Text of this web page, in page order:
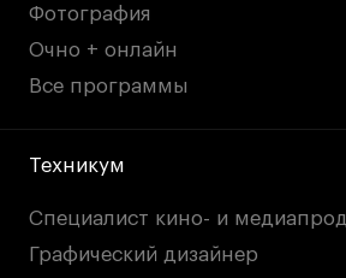
Фотография
Очно + онлайн
Все программы
Техникум
Специалист кино- и
Графический дизайнер